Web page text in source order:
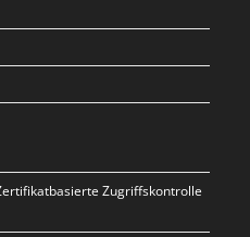
Zugriffskontrolle